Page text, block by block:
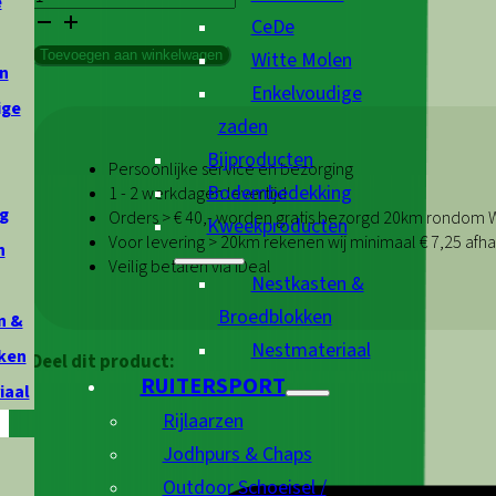
&
CeDe
Witte Molen
Enkelvoudige
zaden
Bijproducten
Bodembedekking
Kweekproducten
Nestkasten &
Broedblokken
Nestmateriaal
RUITERSPORT
Rijlaarzen
Jodhpurs & Chaps
Outdoor Schoeisel /
Fibre
Mix
500gr
Toevoegen aan winkelwagen
Persoonlijke service en bezorging
1 - 2 werkdagen levertijd
Orders > € 40,- worden gratis bezorgd 20km rondom
Voor levering > 20km rekenen wij minimaal € 7,25
Veilig betalen via iDeal
Deel dit product: